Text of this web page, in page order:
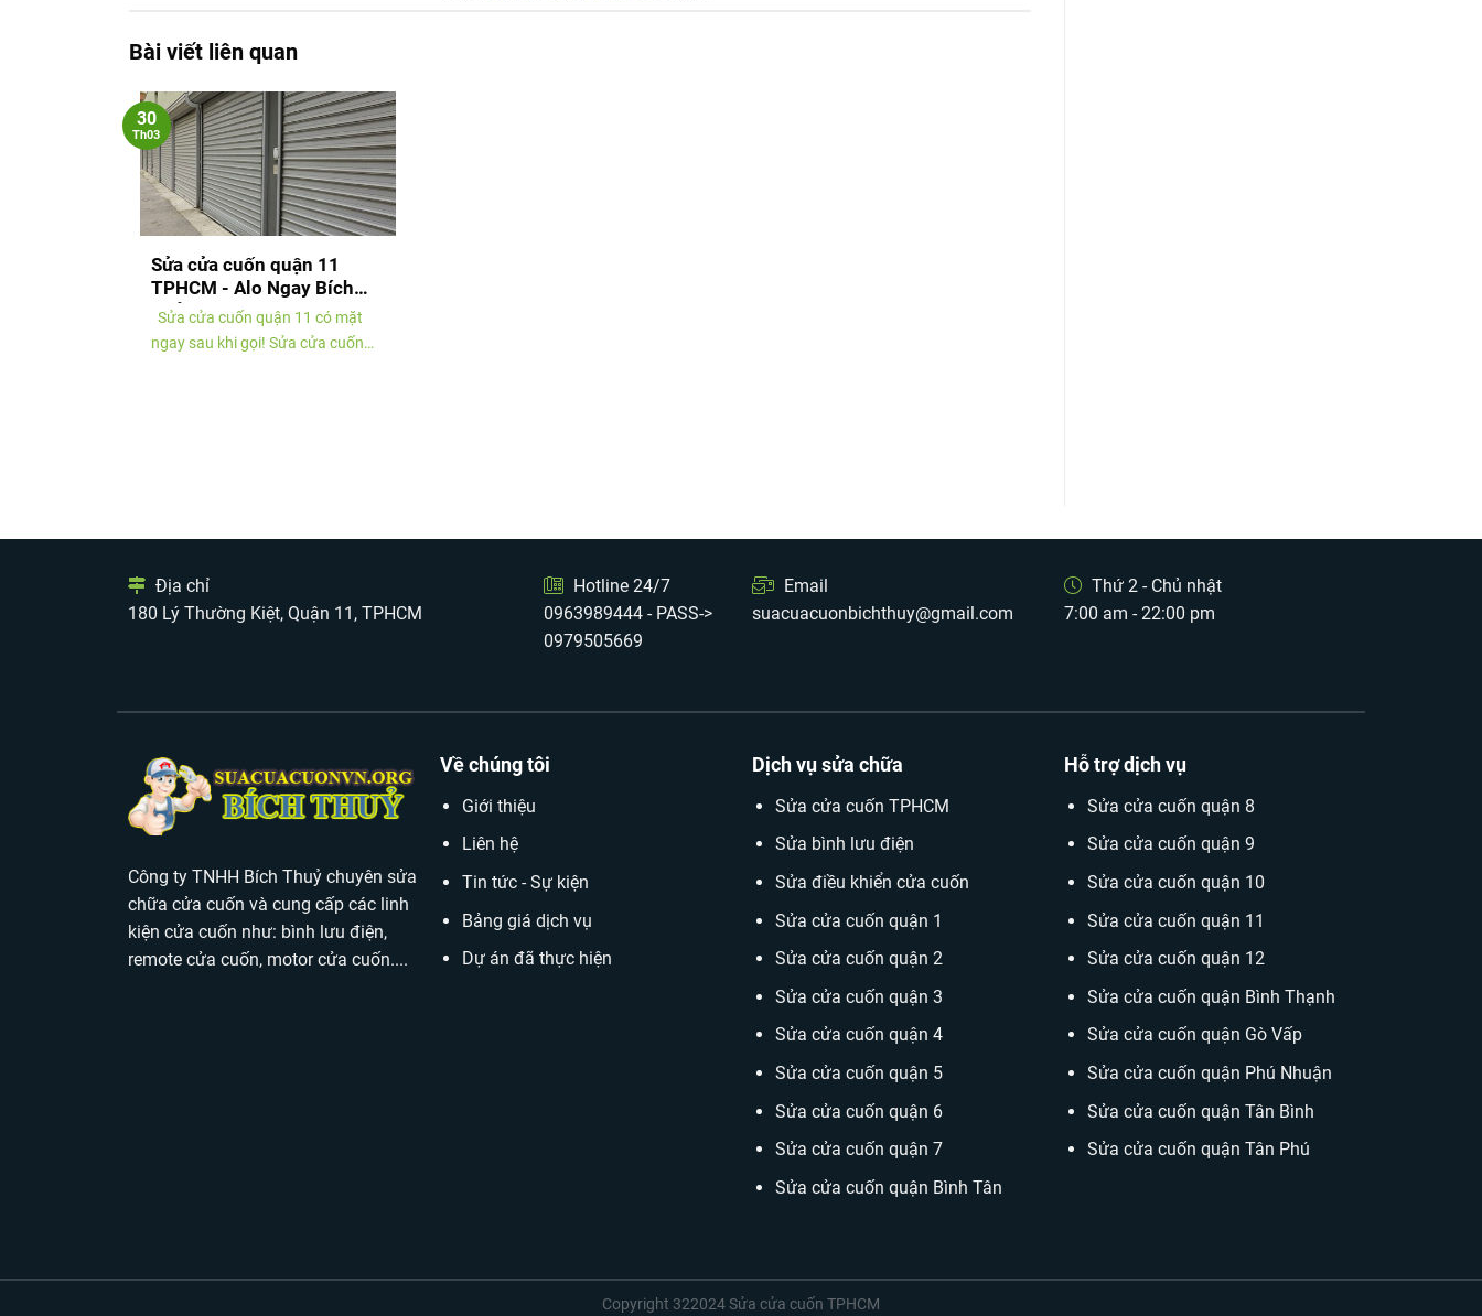
Bài viết liên quan
Sửa cửa cuốn quận 11
TPHCM - Alo Ngay Bích
Thủy
Sửa cửa cuốn quận 11 có mặt
ngay sau khi gọi! Sửa cửa cuốn
30
Th03
Địa chỉ
180 Lý Thường Kiệt, Quận 11, TPHCM
Hotline 24/7
0963989444 - PASS->
0979505669
Email
suacuacuonbichthuy@gmail.com
Thứ 2 - Chủ nhật
7:00 am - 22:00 pm
Công ty TNHH Bích Thuỷ chuyên sửa
chữa cửa cuốn và cung cấp các linh
kiện cửa cuốn như: bình lưu điện,
remote cửa cuốn, motor cửa cuốn....
Về chúng tôi
Giới thiệu
Liên hệ
Tin tức - Sự kiện
Bảng giá dịch vụ
Dự án đã thực hiện
Dịch vụ sửa chữa
Sửa cửa cuốn TPHCM
Sửa bình lưu điện
Sửa điều khiển cửa cuốn
Sửa cửa cuốn quận 1
Sửa cửa cuốn quận 2
Sửa cửa cuốn quận 3
Sửa cửa cuốn quận 4
Sửa cửa cuốn quận 5
Sửa cửa cuốn quận 6
Sửa cửa cuốn quận 7
Sửa cửa cuốn quận Bình Tân
Hỗ trợ dịch vụ
Sửa cửa cuốn quận 8
Sửa cửa cuốn quận 9
Sửa cửa cuốn quận 10
Sửa cửa cuốn quận 11
Sửa cửa cuốn quận 12
Sửa cửa cuốn quận Bình Thạnh
Sửa cửa cuốn quận Gò Vấp
Sửa cửa cuốn quận Phú Nhuận
Sửa cửa cuốn quận Tân Bình
Sửa cửa cuốn quận Tân Phú
Copyright 322024Sửa cửa cuốn TPHCM